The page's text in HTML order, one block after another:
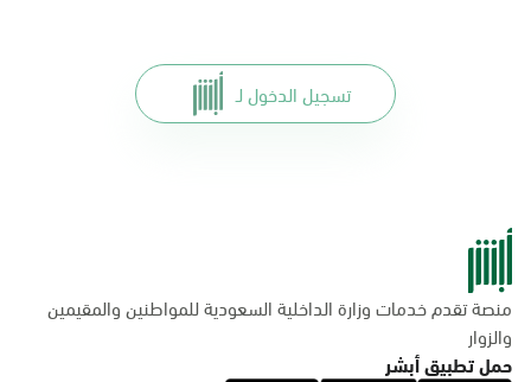
تسجيل الدخول لـ
منصة تقدم خدمات وزارة الداخلية السعودية للمواطنين والمقيمين
والزوار
حمل تطبيق أبشر